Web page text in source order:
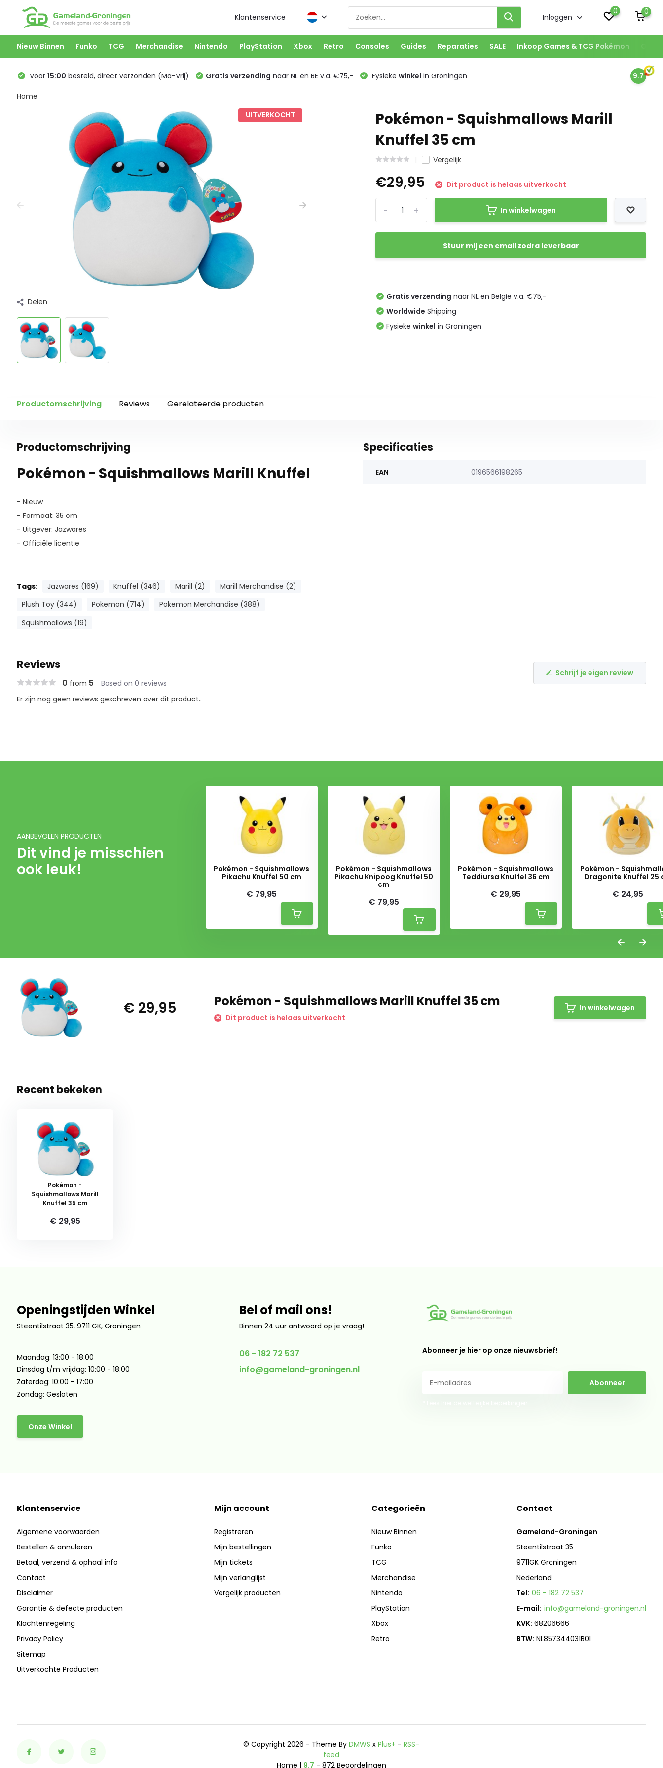
Klantenservice Inloggen
0 0
Nieuw Binnen Funko TCG Merchandise Nintendo PlayStation Xbox Retro Consoles Guides Reparaties SALE Inkoop Games & TCG Pokémon
Voor 15:00 besteld, direct verzonden (Ma-Vrij) Gratis verzending naar NL en BE v.a. €75,- Fysieke winkel in Groningen 9.7
Home
UITVERKOCHT
Delen
Pokémon - Squishmallows Marill
Knuffel 35 cm
Vergelijk
€29,95 Dit product is helaas uitverkocht
+
- In winkelwagen
Stuur mij een email zodra leverbaar
Gratis verzending naar NL en België v.a. €75,-
Worldwide Shipping
Fysiekewinkel in Groningen
Productomschrijving Reviews Gerelateerde producten
Productomschrijving
Pokémon - Squishmallows Marill Knuffel
- Nieuw
- Formaat: 35 cm
- Uitgever: Jazwares
- Officiële licentie
Tags: Jazwares (169) Knuffel (346) Marill (2)
Marill Merchandise (2)
Plush Toy (344)
Pokemon (714)
Pokemon Merchandise (388)
Squishmallows (19)
Specificaties
EAN 0196566198265
Reviews
0 from 5 Based on 0 reviews
Schrijf je eigen review
Er zijn nog geen reviews geschreven over dit product..
AANBEVOLEN PRODUCTEN
Dit vind je misschien
ook leuk!
- Squishmallows
Knuffel 36 cm
Pokémon - Squishmallows
Pikachu Knuffel 50 cm
€ 79,95
Pokémon - Squishmallows
Pikachu Knipoog Knuffel 50
cm
€ 79,95
Pokémon - Squishmallows
Teddiursa Knuffel 36 cm
€ 29,95
Pokémon -
Dragonite Knuffel 25
€ 24,95
€ 29,95 Pokémon - Squishmallows Marill Knuffel 35 cm
Dit product is helaas uitverkocht
In winkelwagen
Recent bekeken
Pokémon -
Squishmallows Marill
Knuffel 35 cm
€ 29,95
Openingstijden Winkel
Steentilstraat 35, 9711 GK, Groningen
Maandag: 13:00 - 18:00
Dinsdag t/m vrijdag: 10:00 - 18:00
Zaterdag: 10:00 - 17:00
Zondag: Gesloten
Onze Winkel
Bel of mail ons!
Binnen 24 uur antwoord op je vraag!
06 - 182 72 537
info@gameland-groningen.nl
Abonneer je hier op onze nieuwsbrief!
Abonneer
Klantenservice
Algemene voorwaarden
Bestellen & annuleren
Betaal, verzend & ophaal info
Contact
Disclaimer
Garantie & defecte producten
Klachtenregeling
Privacy Policy
Sitemap
Uitverkochte Producten
Mijn account
Registreren
Mijn bestellingen
Mijn tickets
Mijn verlanglijst
Vergelijk producten
Categorieën
Nieuw Binnen
Funko
TCG
Merchandise
Nintendo
PlayStation
Xbox
Retro
Contact
Gameland-Groningen
Steentilstraat 35
9711GK Groningen
Nederland
Tel: 06 - 182 72 537
E-mail: info@gameland-groningen.nl
KVK: 68206666
BTW: NL857344031B01
© Copyright 2026 - Theme ByDMWS xPlus+ -RSS-
feed
Home | 9.7 - 872 Beoordelingen